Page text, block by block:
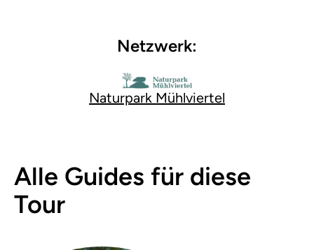
Netzwerk:
Naturpark Mühlviertel
Alle Guides für diese
Tour